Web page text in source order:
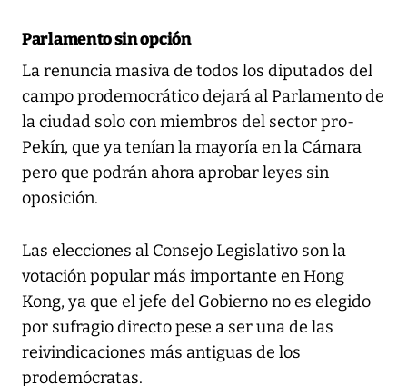
Parlamento sin opción
La renuncia masiva de todos los diputados del
campo prodemocrático dejará al Parlamento de
la ciudad solo con miembros del sector pro-
Pekín, que ya tenían la mayoría en la Cámara
pero que podrán ahora aprobar leyes sin
oposición.
Las elecciones al Consejo Legislativo son la
votación popular más importante en Hong
Kong, ya que el jefe del Gobierno no es elegido
por sufragio directo pese a ser una de las
reivindicaciones más antiguas de los
prodemócratas.